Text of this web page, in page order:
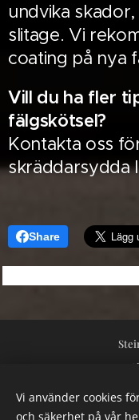
undvika
slitage. Vi
coating på nya
Vill du ha fler
fälgskötsel?
Kontakta oss
skräddarsydda
Share
Vi använder cookies
och säkerhet på vår